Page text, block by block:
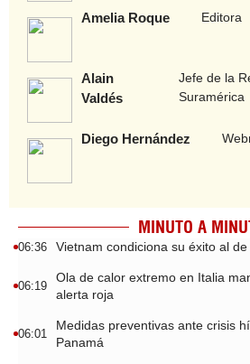
Amelia Roque Editora
Alain
Valdés
Jefe de la
Suramérica
Diego Hernández
MINUTO A
06:36 Vietnam condiciona su éxito al de
06:19
Ola de calor extremo en Italia
alerta roja
06:01
Medidas preventivas ante crisis
Panamá